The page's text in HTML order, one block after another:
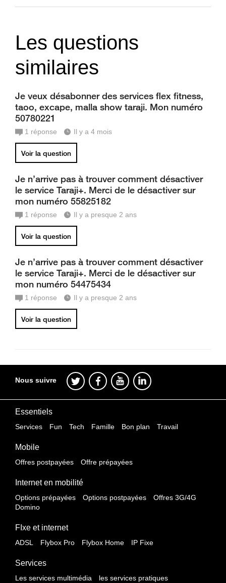
Les questions
similaires
Je veux désabonner des services flex fitness,
taoo, excape, malla show taraji. Mon numéro
50780221
1 réponse Il y a 4 mois
Voir la question
Je n’arrive pas à trouver comment désactiver
le service Taraji+. Merci de le désactiver sur
mon numéro 55825182
1 réponse Il y a presque 2 ans
Voir la question
Je n’arrive pas à trouver comment désactiver
le service Taraji+. Merci de le désactiver sur
mon numéro 54475434
1 réponse Il y a presque 2 ans
Voir la question
Nous suivre
Essentiels
Services Fun Tech Famille Bon plan Travail
Mobile
Offres postpayées Offre prépayées
Internet en mobilité
Options prépayées Options postpayées
Offres 3G/4G
Domino
FIxe et internet
ADSL Flybox Pro Flybox Home IP Fixe
Services
Les services multimédia les services pratiques